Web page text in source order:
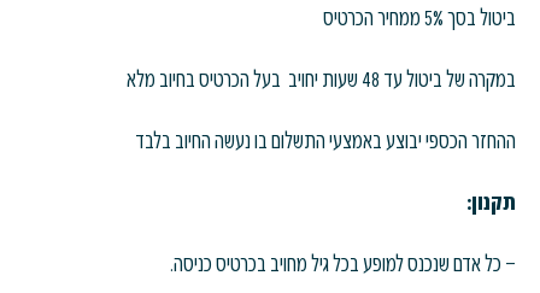
ביטול בסך 5% ממחיר הכרטיס
במקרה של ביטול עד 48 שעות יחויב בעל הכרטיס בחיוב מלא
ההחזר הכספי יבוצע באמצעי התשלום בו נעשה החיוב בלבד
תקנון:
– כל אדם שנכנס למופע בכל גיל מחויב בכרטיס כניסה.